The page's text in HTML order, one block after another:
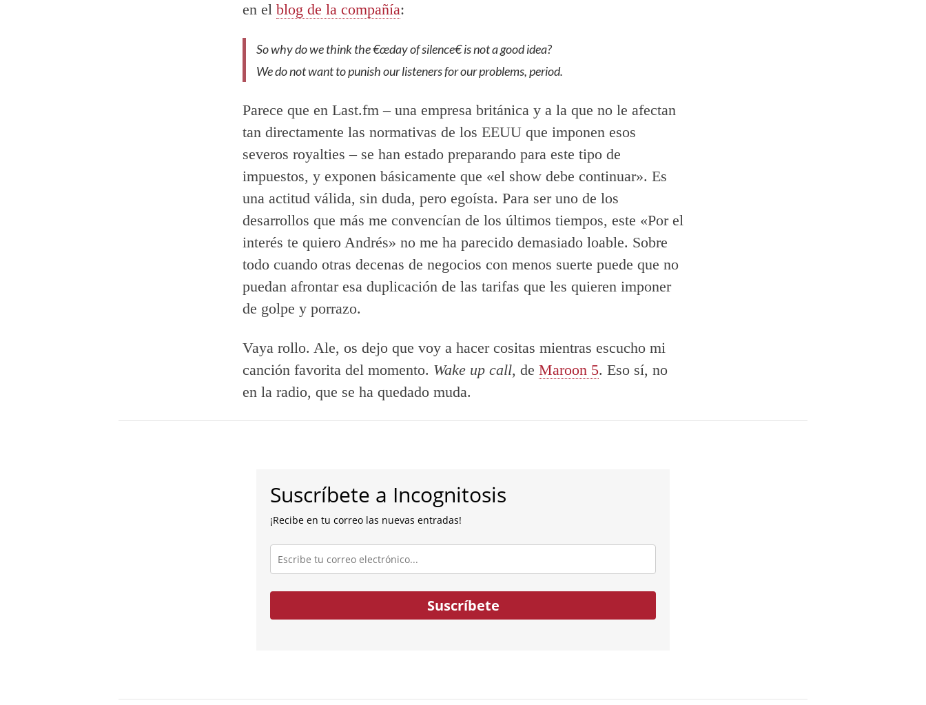
en el blog de la compañía:
So why do we think the €œday of silence€ is not a good idea?
We do not want to punish our listeners for our problems, period.
Parece que en Last.fm – una empresa británica y a la que no le afectan
tan directamente las normativas de los EEUU que imponen esos
severos royalties – se han estado preparando para este tipo de
impuestos, y exponen básicamente que «el show debe continuar». Es
una actitud válida, sin duda, pero egoísta. Para ser uno de los
desarrollos que más me convencían de los últimos tiempos, este «Por el
interés te quiero Andrés» no me ha parecido demasiado loable. Sobre
todo cuando otras decenas de negocios con menos suerte puede que no
puedan afrontar esa duplicación de las tarifas que les quieren imponer
de golpe y porrazo.
Vaya rollo. Ale, os dejo que voy a hacer cositas mientras escucho mi
canción favorita del momento. Wake up call, de Maroon 5. Eso sí, no
en la radio, que se ha quedado muda.
Suscríbete a Incognitosis
¡Recibe en tu correo las nuevas entradas!
Escribe
tu
correo
electrónico...
Suscríbete